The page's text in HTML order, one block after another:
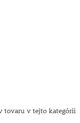
tovaru v tejto kategórii